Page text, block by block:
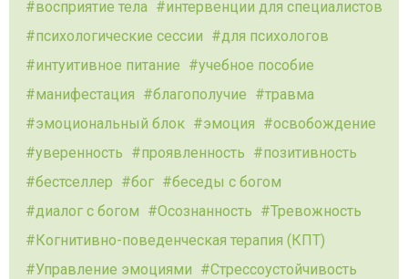
восприятие тела
интервенции для специалистов
психологические сессии
для психологов
интуитивное питание
учебное пособие
манифестация
благополучие
травма
эмоциональный блок
эмоция
освобождение
уверенность
проявленность
позитивность
бестселлер
бог
беседы с богом
диалог с богом
Осознанность
Тревожность
Когнитивно-поведенческая терапия (КПТ)
Управление эмоциями
Стрессоустойчивость